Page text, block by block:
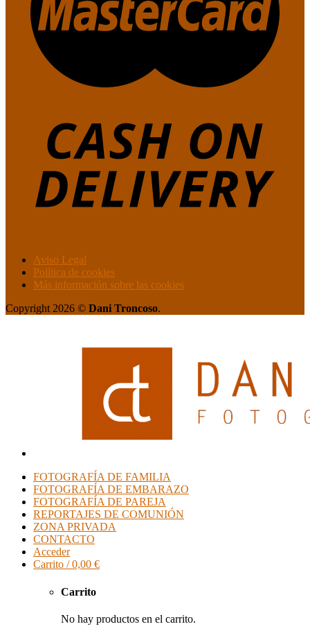
Aviso Legal
Política de cookies
Más información sobre las cookies
Copyright 2026 © Dani Troncoso.
FOTOGRAFÍA DE FAMILIA
FOTOGRAFÍA DE EMBARAZO
FOTOGRAFÍA DE PAREJA
REPORTAJES DE COMUNIÓN
ZONA PRIVADA
CONTACTO
Acceder
Carrito /0,00 €
Carrito
No hay productos en el carrito.